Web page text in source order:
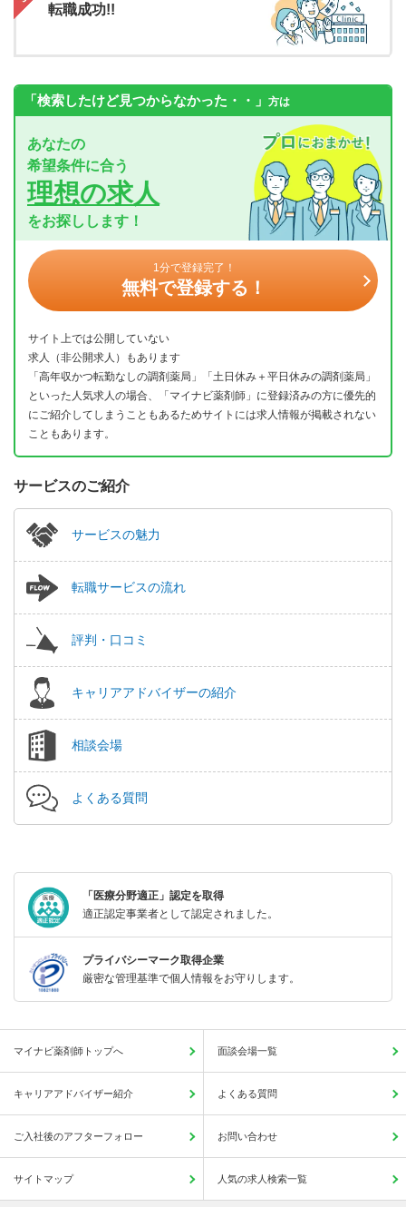
転職成功!!
「検索したけど見つからなかった・・」 方は
あなたの
希望条件に合う
理想の求人
をお探しします！
1分で登録完了！
無料で登録する！
サイト上では公開していない
求人（非公開求人）もあります
「高年収かつ転勤なしの調剤薬局」「土日休み＋平日休みの調剤薬局」
といった人気求人の場合、「マイナビ薬剤師」に登録済みの方に優先的
にご紹介してしまうこともあるためサイトには求人情報が掲載されない
こともあります。
サービスのご紹介
サービスの魅力
転職サービスの流れ
評判・口コミ
キャリアアドバイザーの紹介
相談会場
よくある質問
「医療分野適正」認定を取得
適正認定事業者として認定されました。
プライバシーマーク取得企業
厳密な管理基準で個人情報をお守りします。
マイナビ薬剤師トップへ 面談会場一覧
キャリアアドバイザー紹介 よくある質問
ご入社後のアフターフォロー お問い合わせ
サイトマップ 人気の求人検索一覧